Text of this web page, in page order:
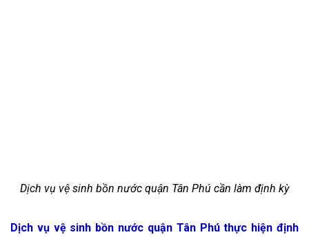
Dịch vụ vệ sinh bồn nước quận Tân Phú cần làm định kỳ
Dịch vụ vệ sinh bồn nước quận Tân Phú thực hiện định